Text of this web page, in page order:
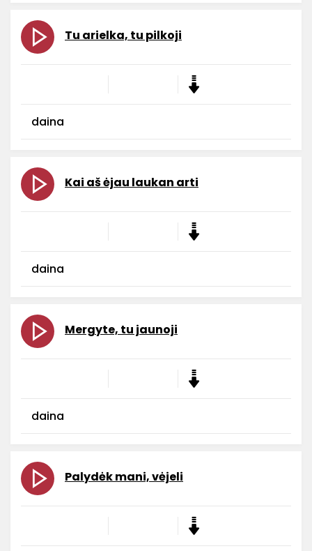
Tu arielka, tu pilkoji
daina
Kai aš ėjau laukan arti
daina
Mergyte, tu jaunoji
daina
Palydėk mani, vėjeli